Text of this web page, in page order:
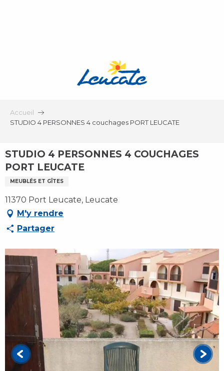
Accueil
STUDIO 4 PERSONNES 4 couchages PORT LEUCATE
STUDIO 4 PERSONNES 4 COUCHAGES
PORT LEUCATE
MEUBLÉS ET GÎTES
11370 Port Leucate, Leucate
M'y rendre
Partager